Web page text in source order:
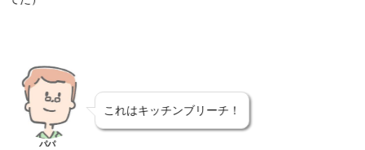
パパ
これはキッチンブリーチ！